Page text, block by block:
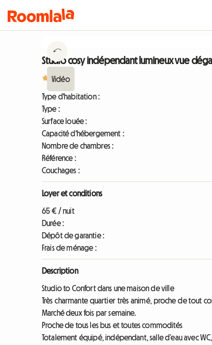
Studio cosy indépendant lumineux vue
51
Type d'habitation :
Type :
Surface louée :
Capacité d'hébergement :
Nombre de chambres :
Référence :
Couchages :
Loyer et conditions
65 € / nuit
Durée :
Dépôt de garantie :
Frais de ménage :
Description
Studio to Confort dans une maison de ville
Très charmante quartier très animé, proche de tout
Marché deux fois par semaine.
Proche de tous les bus et toutes commodités
Totalement équipé, indépendant, salle d’eau avec